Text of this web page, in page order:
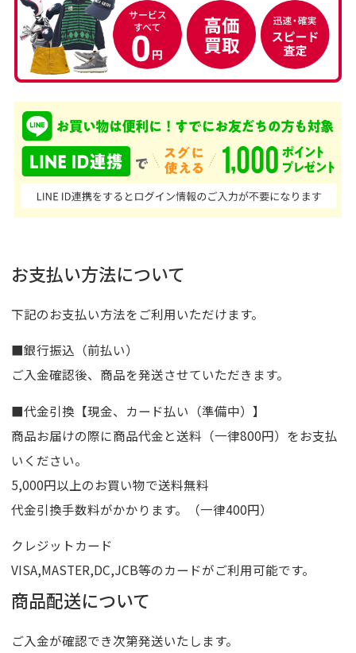
お支払い方法について
下記のお支払い方法をご利用いただけます。
■銀行振込（前払い）
ご入金確認後、商品を発送させていただきます。
■代金引換【現金、カード払い（準備中）】
商品お届けの際に商品代金と送料（一律800円）をお支払
いください。
5,000円以上のお買い物で送料無料
代金引換手数料がかかります。（一律400円）
クレジットカード
VISA,MASTER,DC,JCB等のカードがご利用可能です。
商品配送について
ご入金が確認でき次第発送いたします。